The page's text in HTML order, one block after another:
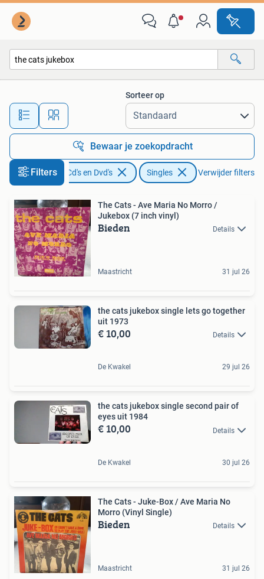
Alle afstanden…
Sorteer op
Bewaar je zoekopdracht
Filters Cd's en Dvd's Singles Verwijder filters
The Cats - Ave Maria No Morro /
Jukebox (7 inch vinyl)
Bieden Details
Maastricht 31 jul 26
the cats jukebox single lets go together
uit 1973
€ 10,00 Details
De Kwakel 29 jul 26
the cats jukebox single second pair of
eyes uit 1984
€ 10,00 Details
De Kwakel 30 jul 26
The Cats - Juke-Box / Ave Maria No
Morro (Vinyl Single)
Bieden Details
Maastricht 31 jul 26